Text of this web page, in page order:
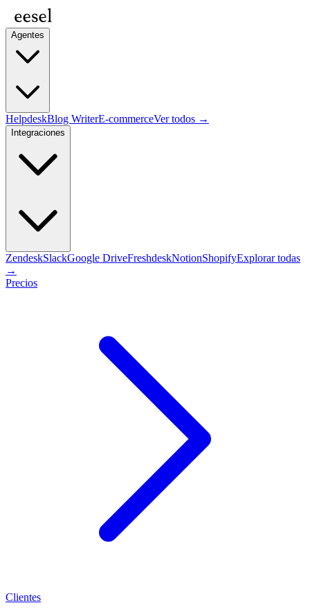
Agentes
HelpdeskBlog WriterE-commerceVer todos →
Integraciones
ZendeskSlackGoogle DriveFreshdeskNotionShopifyExplorar todas
→
Precios
Clientes